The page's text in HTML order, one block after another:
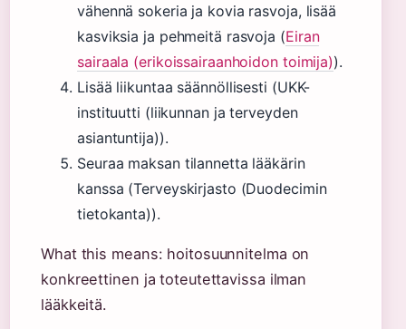
vähennä sokeria ja kovia rasvoja, lisää
kasviksia ja pehmeitä rasvoja (Eiran
sairaala (erikoissairaanhoidon toimija)).
Lisää liikuntaa säännöllisesti (UKK-
instituutti (liikunnan ja terveyden
asiantuntija)).
Seuraa maksan tilannetta lääkärin
kanssa (Terveyskirjasto (Duodecimin
tietokanta)).
What this means: hoitosuunnitelma on
konkreettinen ja toteutettavissa ilman
lääkkeitä.